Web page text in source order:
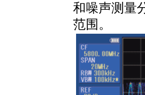
和噪声测量
范围。